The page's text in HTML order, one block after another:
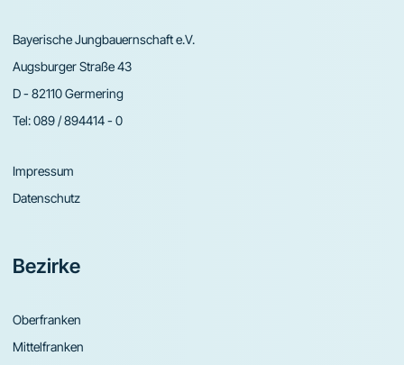
Bayerische Jungbauernschaft e.V.
Augsburger Straße 43
D - 82110 Germering
Tel:089 / 894414 - 0
Impressum
Datenschutz
Bezirke
Oberfranken
Mittelfranken